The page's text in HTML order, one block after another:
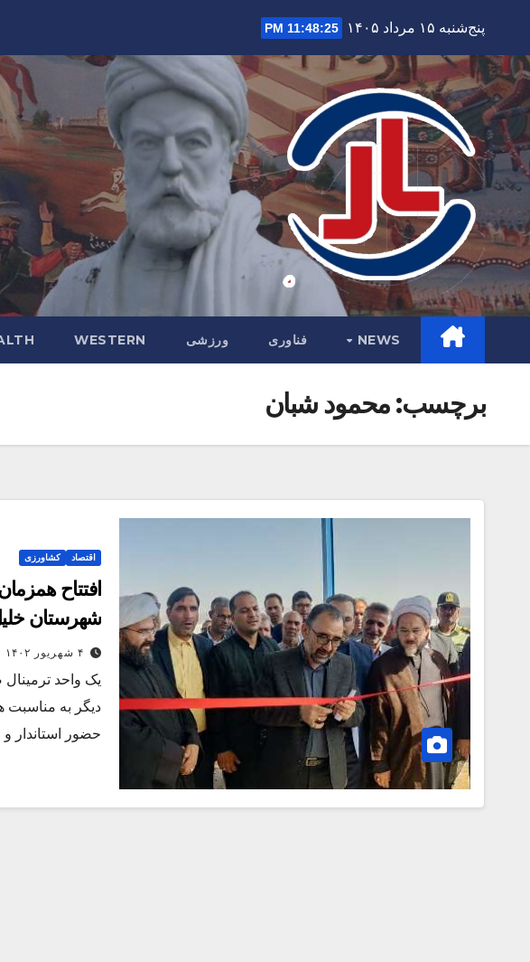
content
پنج‌شنبه ۱۵ مرداد ۱۴۰۵ 11:48:26 PM
NEWS فناوری ورزشی WESTERN
برچسب:محمود شبان
اقتصاد کشاورزی
افتتاح
شهرستان
۴ شهریور ۱۴۰۲
یک واحد
حضور استاندار